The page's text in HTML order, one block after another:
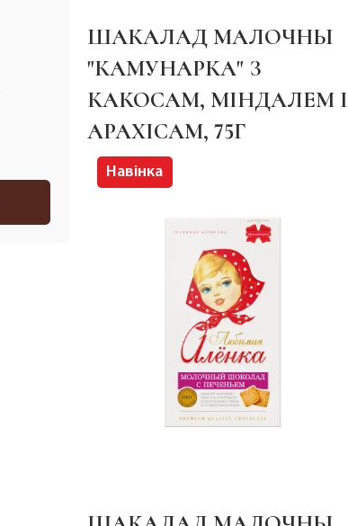
ШАКАЛАД МАЛОЧНЫ
"КАМУНАРКА" З
КАКОСАМ, МІНДАЛЕМ І
АРАХІСАМ, 75Г
Навінка